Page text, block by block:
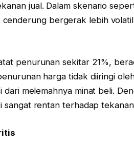
jual. Dalam skenario
bergerak lebih
penurunan sekitar 21%,
harga tidak diiringi
melemahnya minat beli.
sangat rentan terhadap